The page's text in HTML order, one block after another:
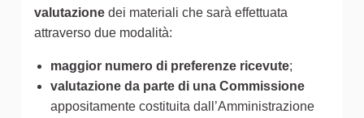
valutazione dei materiali che sarà effettuata
attraverso due modalità:
maggior numero di preferenze ricevute;
valutazione da parte di una Commissione
appositamente costituita dall’Amministrazione